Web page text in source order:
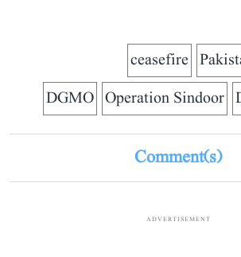
ceasefire
Operation Sindoor
DGMO
Comment(s)
ADVERTISEMENT